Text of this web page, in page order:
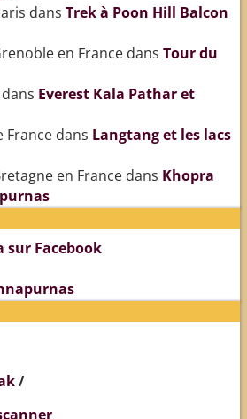
dans Trek à Poon Hill Balcon
en Francedans Tour du
dans Everest Kala Pathar et
Francedans Langtang et les lacs
en Francedans Khopra
sur Facebook
/